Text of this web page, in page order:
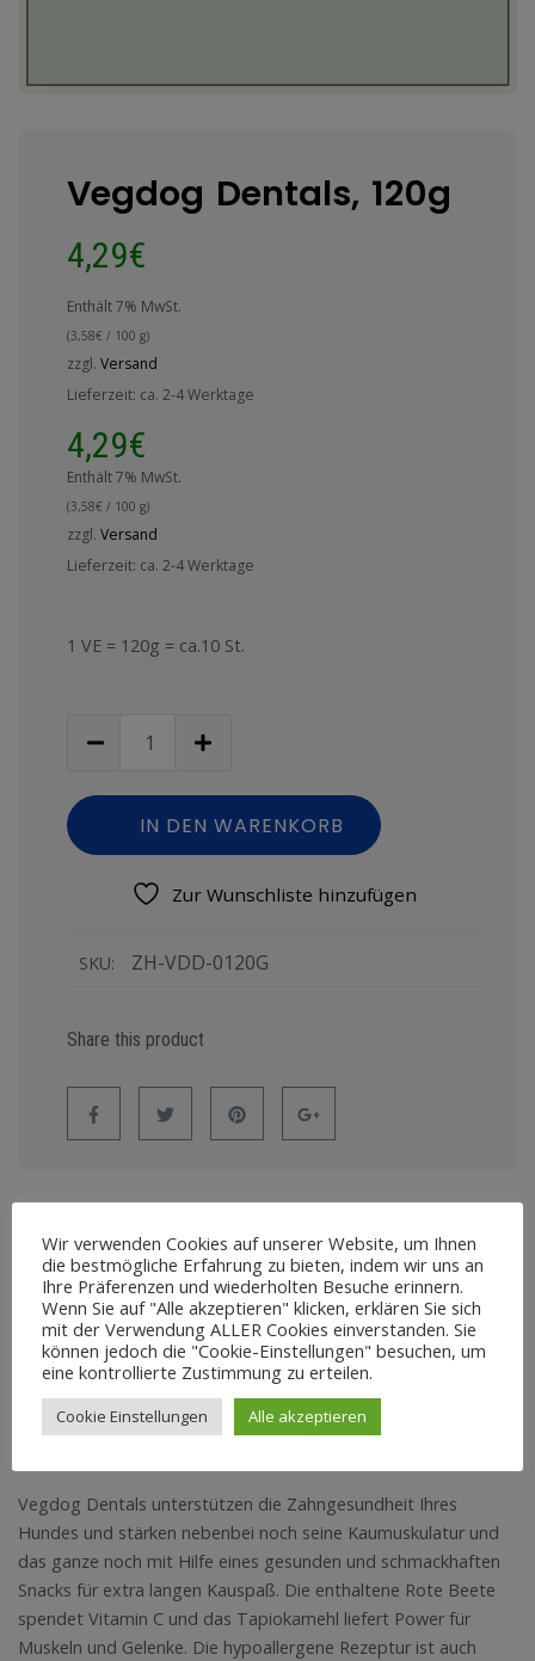
Vegdog Dentals, 120g
4,29€
Enthält 7% MwSt.
(3,58€ / 100 g)
zzgl. Versand
Lieferzeit: ca. 2-4 Werktage
4,29€
Enthält 7% MwSt.
(3,58€ / 100 g)
zzgl. Versand
Lieferzeit: ca. 2-4 Werktage
1 VE = 120g = ca.10 St.
IN DEN WARENKORB
Zur Wunschliste hinzufügen
SKU: ZH-VDD-0120G
Share this product
BESCHREIBUNG
ZUSÄTZLICHE INFORMATION
REZENSIONEN (0)
Vegdog Dentals unterstützen die Zahngesundheit Ihres
Hundes und stärken nebenbei noch seine Kaumuskulatur und
das ganze noch mit Hilfe eines gesunden und schmackhaften
Snacks für extra langen Kauspaß. Die enthaltene Rote Beete
spendet Vitamin C und das Tapiokamehl liefert Power für
Muskeln und Gelenke. Die hypoallergene Rezeptur ist auch
Wir verwenden Cookies auf unserer Website, um Ihnen
die bestmögliche Erfahrung zu bieten, indem wir uns an
Ihre Präferenzen und wiederholten Besuche erinnern.
Wenn Sie auf "Alle akzeptieren" klicken, erklären Sie sich
mit der Verwendung ALLER Cookies einverstanden. Sie
können jedoch die "Cookie-Einstellungen" besuchen, um
eine kontrollierte Zustimmung zu erteilen.
Cookie Einstellungen Alle akzeptieren